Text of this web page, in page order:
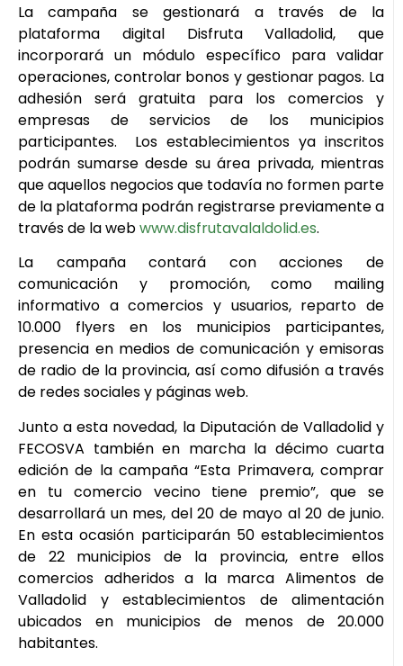
La campaña se gestionará a través de la
plataforma digital Disfruta Valladolid, que
incorporará un módulo específico para validar
operaciones, controlar bonos y gestionar pagos. La
adhesión será gratuita para los comercios y
empresas de servicios de los municipios
participantes. Los establecimientos ya inscritos
podrán sumarse desde su área privada, mientras
que aquellos negocios que todavía no formen parte
de la plataforma podrán registrarse previamente a
través de la webwww.disfrutavalaldolid.es.
La campaña contará con acciones de
comunicación y promoción, como mailing
informativo a comercios y usuarios, reparto de
10.000 flyers en los municipios participantes,
presencia en medios de comunicación y emisoras
de radio de la provincia, así como difusión a través
de redes sociales y páginas web.
Junto a esta novedad, la Diputación de Valladolid y
FECOSVA también en marcha la décimo cuarta
edición de la campaña “Esta Primavera, comprar
en tu comercio vecino tiene premio”, que se
desarrollará un mes, del 20 de mayo al 20 de junio.
En esta ocasión participarán 50 establecimientos
de 22 municipios de la provincia, entre ellos
comercios adheridos a la marca Alimentos de
Valladolid y establecimientos de alimentación
ubicados en municipios de menos de 20.000
habitantes.